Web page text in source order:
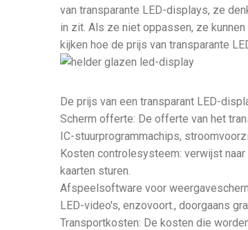
van transparante LED-displays, ze
in zit. Als ze niet oppassen, ze
kijken hoe de prijs van transparante
De prijs van een transparant LED-
Scherm offerte: De offerte van het
IC-stuurprogrammachips,
Kosten controlesysteem: verwijst
kaarten sturen.
Afspeelsoftware voor
LED-video's, enzovoort., doorgaans
Transportkosten: De kosten die